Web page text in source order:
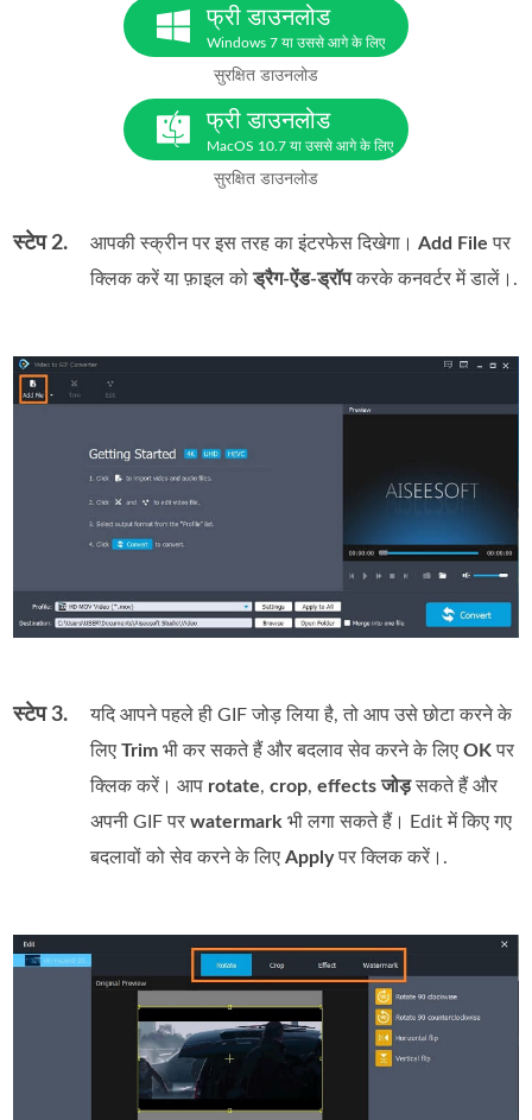
फ्री डाउनलोड
Windows 7 या उससे आगे के लिए
सुरक्षित डाउनलोड
फ्री डाउनलोड
MacOS 10.7 या उससे आगे के लिए
सुरक्षित डाउनलोड
स्टेप 2. आपकी स्क्रीन पर इस तरह का इंटरफेस दिखेगा।Add File पर
क्लिक करें या फ़ाइल कोड्रैग‑ऐंड‑ड्रॉपकरके कनवर्टर में डालें।.
स्टेप 3.
यदि आपने पहले ही GIF जोड़ लिया है, तो आप उसे छोटा करने के
लिएTrim भी कर सकते हैं और बदलाव सेव करने के लिएOKपर
क्लिक करें। आप rotate,crop,effects जोड़सकते हैं और
अपनी GIF परwatermark भी लगा सकते हैं। Edit में किए गए
बदलावों को सेव करने के लिएApplyपर क्लिक करें।.